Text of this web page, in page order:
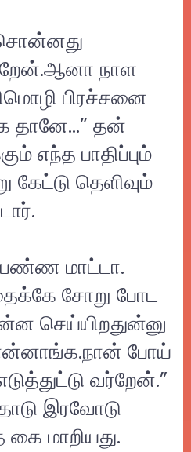
நாள
பிரச்சனை
தானே…” தன்
எந்த பாதிப்பும்
கேட்டு தெளிவும்
பண்ண மாட்டா.
சோறு போட
செய்யிறதுன்னு
போய்
வர்றேன்.”
இரவோடு
மாறியது.